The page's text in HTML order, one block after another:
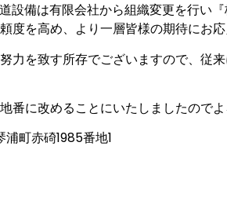
設備は有限会社から組織変更を行い
度を高め、より一層皆様の期待にお
力を致す所存でございますので、従
番に改めることにいたしましたのでよ
赤碕1985番地1